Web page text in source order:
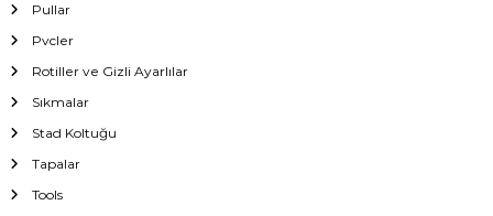
Pullar
Pvcler
Rotiller ve Gizli Ayarlılar
Sıkmalar
Stad Koltuğu
Tapalar
Tools